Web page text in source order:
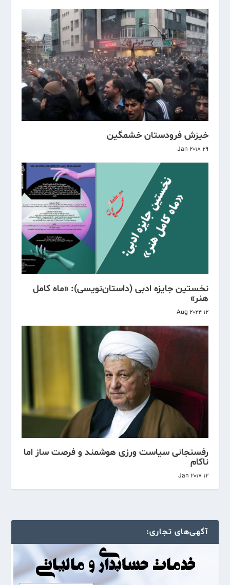
خیزش فرودستان خشمگین
29 Jan 2018
نخستین جایزه ادبی (داستان‌نویسی): «ماه کامل
هنر»
12 Aug 2024
رفسنجانی سیاست ورزی هوشمند و فرصت ساز اما
ناکام
12 Jan 2017
آگهی‌های تجاری: